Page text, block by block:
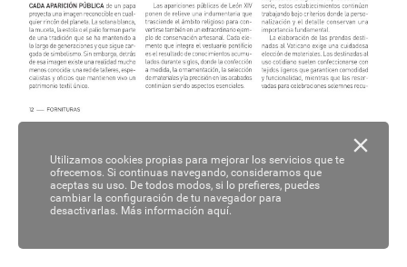
Utilizamos cookies propias para mejorar los servicios que te
ofrecemos. Si continuas navegando, consideramos que
aceptas su uso. De todos modos, si lo prefieres, puedes
cambiar la configuración de tu navegador para
desactivarlas. Más información aquí.